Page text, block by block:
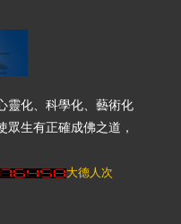
靈化、科學化、藝術化
眾生有正確成佛之道，
大德人次